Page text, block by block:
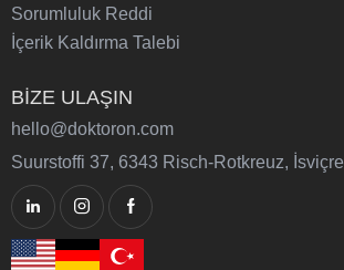
Sorumluluk Reddi
İçerik Kaldırma Talebi
BİZE ULAŞIN
hello@doktoron.com
Suurstoffi 37, 6343 Risch-Rotkreuz, İsviçre